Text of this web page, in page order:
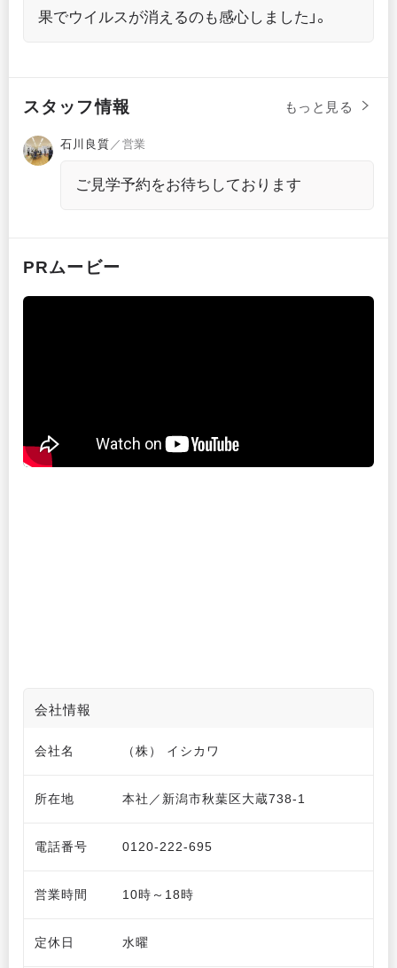
果でウイルスが消えるのも感心しました」。
スタッフ情報 もっと見る
石川良質 ／営業
ご見学予約をお待ちしております
PRムービー
会社情報
会社名 （株） イシカワ
所在地 本社／新潟市秋葉区大蔵738-1
電話番号 0120-222-695
営業時間 10時～18時
定休日 水曜